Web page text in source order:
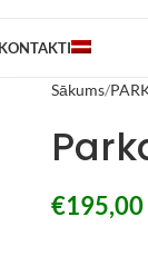
KONTAKTI
Sākums
€195,00